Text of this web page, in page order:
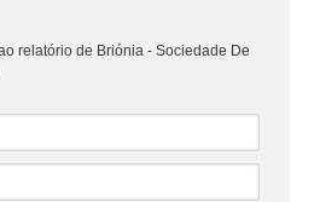
relatório de Briónia - Sociedade De